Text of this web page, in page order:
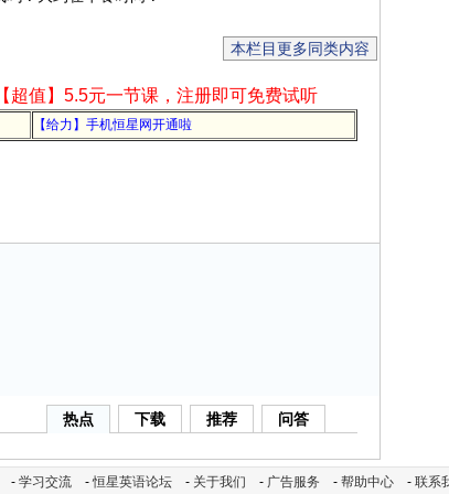
本栏目更多同类内容
【超值】5.5元一节课，注册即可免费试听
【给力】手机恒星网开通啦
热点 下载 推荐 问答
- 学习交流 -恒星英语论坛 - 关于我们 - 广告服务 - 帮助中心 - 联系